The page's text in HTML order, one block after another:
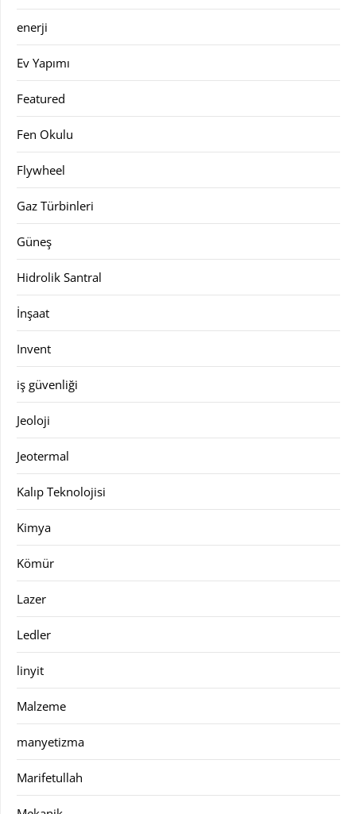
enerji
Ev Yapımı
Featured
Fen Okulu
Flywheel
Gaz Türbinleri
Güneş
Hidrolik Santral
İnşaat
Invent
iş güvenliği
Jeoloji
Jeotermal
Kalıp Teknolojisi
Kimya
Kömür
Lazer
Ledler
linyit
Malzeme
manyetizma
Marifetullah